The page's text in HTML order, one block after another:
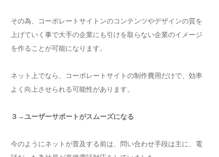
その為、コーポレートサイトンのコンテンツやデザインの質を
上げていく事で大手の企業にも引けを取らない企業のイメージ
を作ることが可能になります。
ネット上でなら、コーポレートサイトの制作費用だけで、効率
よく向上させられる可能性があります。
３→ユーザーサポートがスムーズになる
今のようにネットが普及する前は、問い合わせ手段は主に、電